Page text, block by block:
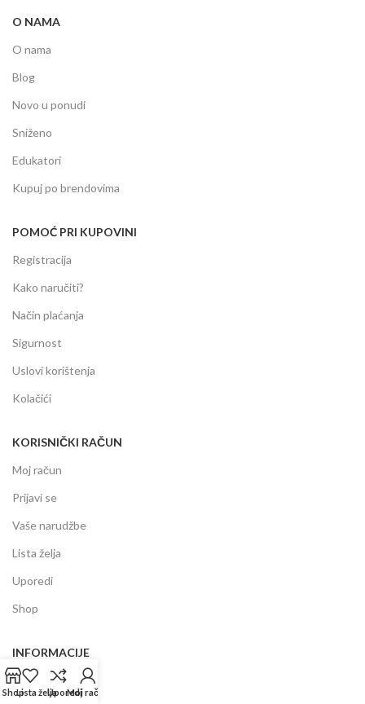
O NAMA
O nama
Blog
Novo u ponudi
Sniženo
Edukatori
Kupuj po brendovima
POMOĆ PRI KUPOVINI
Registracija
Kako naručiti?
Način plaćanja
Sigurnost
Uslovi korištenja
Kolačići
KORISNIČKI RAČUN
Moj račun
Prijavi se
Vaše narudžbe
Lista želja
Uporedi
Shop
INFORMACIJE
Prodajni centar
ShopLista željaUporediMoj račun